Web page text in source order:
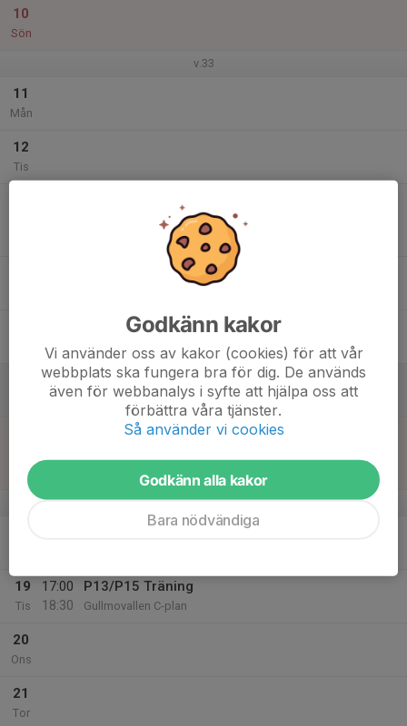
10
Sön
v.33
11
Mån
12
Tis
Pojkar Div 8 Mariestad
Gullmovallen C-plan
Match mot IFK Mariestad
Lekevi IP Nedre-plan
v.34
19
Tis
17:00
18:30
P13/P15 Träning
Gullmovallen C-plan
20
Ons
21
Tor
Godkänn kakor
Vi använder oss av kakor (cookies) för att vår
webbplats ska fungera bra för dig. De används
även för webbanalys i syfte att hjälpa oss att
förbättra våra tjänster.
Så använder vi cookies
Godkänn alla kakor
Bara nödvändiga